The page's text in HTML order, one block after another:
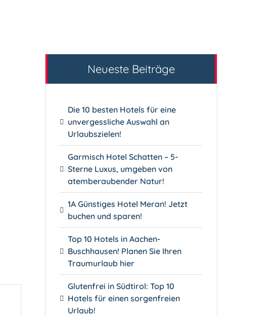
Neueste Beiträge
Die 10 besten Hotels für eine
unvergessliche Auswahl an
Urlaubszielen!
Garmisch Hotel Schatten – 5-
Sterne Luxus, umgeben von
atemberaubender Natur!
1A Günstiges Hotel Meran! Jetzt
buchen und sparen!
Top 10 Hotels in Aachen-
Buschhausen! Planen Sie Ihren
Traumurlaub hier
Glutenfrei in Südtirol: Top 10
Hotels für einen sorgenfreien
Urlaub!